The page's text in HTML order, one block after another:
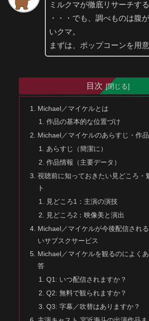
ミルクマが徹底リサーチす
・・・でも、調べものは腹
いクマ。
まずは、ポップコーンを用
目次
Michael／マイケルとは
作品の基本的な位置づけ
Michael／マイケルのあらすじ・作
あらすじ（簡潔に）
作品情報（主要データ）
視聴前に知っておきたい見どころ・
ト
見どころ1：主演の演技
見どころ2：映像美と演出
Michael／マイケルが今後配信され
いサブスクサービス
Michael／マイケルを観るのによく
答
Q1: いつ配信されますか？
Q2: 無料で観られますか？
Q3: 字幕／吹替はありますか？